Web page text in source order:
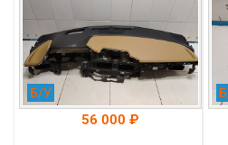
Б/У
56 000 ₽